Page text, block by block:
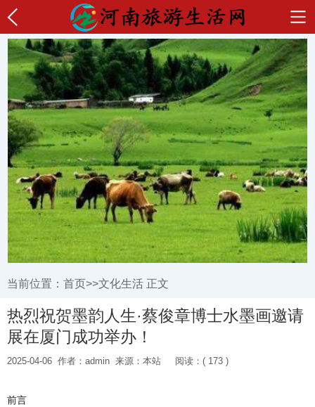
当前位置： 首页>>文化生活 正文
热烈祝贺墨韵人生·蔡俊章博士水墨画邀请
展在厦门成功举办！
2025-04-06 作者：admin 来源：本站 阅读：( 173 )
前言